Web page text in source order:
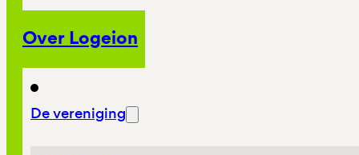
Over Logeion
De vereniging